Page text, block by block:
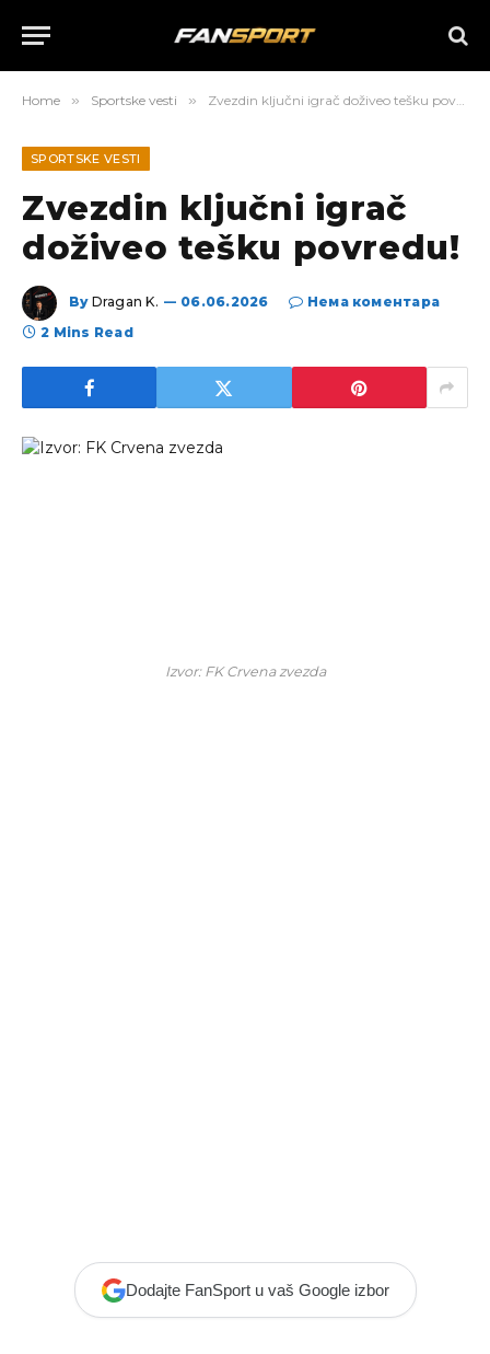
Home » Sportske vesti » Zvezdin ključni igrač doživeo tešku povredu!
SPORTSKE VESTI
Zvezdin ključni igrač
doživeo tešku povredu!
By Dragan K. 06.06.2026
Нема коментара
2 Mins Read
Izvor: FK Crvena zvezda
Dodajte FanSport u vaš Google izbor